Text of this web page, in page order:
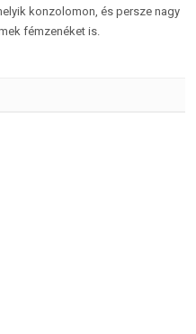
konzolomon, és persze nagy
fémzenéket is.